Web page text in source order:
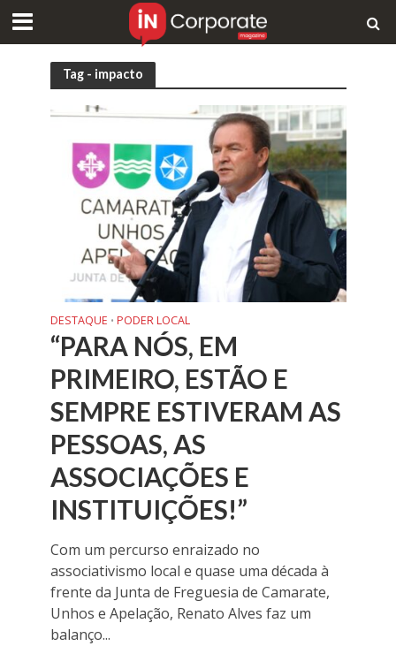
Tag - impacto
DESTAQUE • PODER LOCAL
“PARA NÓS, EM
PRIMEIRO, ESTÃO E
SEMPRE ESTIVERAM AS
PESSOAS, AS
ASSOCIAÇÕES E
INSTITUIÇÕES!”
Com um percurso enraizado no
associativismo local e quase uma década à
frente da Junta de Freguesia de Camarate,
Unhos e Apelação, Renato Alves faz um
balanço...